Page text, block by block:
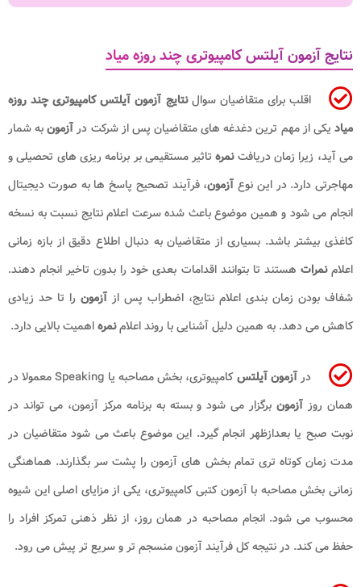
نتایج آزمون آیلتس کامپیوتری چند روزه میاد
اقلب برای متقاضیان سوالنتایج آزمون آیلتس کامپیوتری چند روزه
میادیکی از مهم ترین دغدغه های متقاضیان پس از شرکت درآزمونبه شمار
می آید، زیرا زمان دریافتنمره تاثیر مستقیمی بر برنامه ریزی های تحصیلی و
مهاجرتی دارد. در این نوع آزمون، فرآیند تصحیح پاسخ ها به صورت دیجیتال
انجام می شود و همین موضوع باعث شده سرعت اعلام نتایج نسبت به نسخه
کاغذی بیشتر باشد. بسیاری از متقاضیان به دنبال اطلاع دقیق از بازه زمانی
اعلامنمرات هستند تا بتوانند اقدامات بعدی خود را بدون تاخیر انجام دهند.
شفاف بودن زمان بندی اعلام نتایج، اضطراب پس از آزمون را تا حد زیادی
کاهش می دهد. به همین دلیل آشنایی با روند اعلامنمرهاهمیت بالایی دارد.
درآزمون آیلتس
کامپیوتری، بخش مصاحبه یا Speaking معمولا در
همان روز آزمون برگزار می شود و بسته به برنامه مرکز آزمون، می تواند در
نوبت صبح یا بعدازظهر انجام گیرد. این موضوع باعث می شود متقاضیان در
مدت زمان کوتاه تری تمام بخش های آزمون را پشت سر بگذارند. هماهنگی
زمانی بخش مصاحبه با آزمون کتبی کامپیوتری، یکی از مزایای اصلی این شیوه
محسوب می شود. انجام مصاحبه در همان روز، از نظر ذهنی تمرکز افراد را
حفظ می کند. در نتیجه کل فرآیند آزمون منسجم تر و سریع تر پیش می رود.